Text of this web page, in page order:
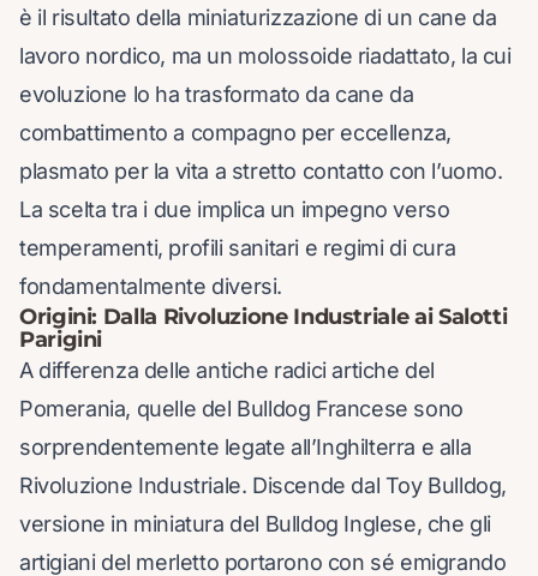
è il risultato della miniaturizzazione di un cane da
lavoro nordico, ma un molossoide riadattato, la cui
evoluzione lo ha trasformato da cane da
combattimento a compagno per eccellenza,
plasmato per la vita a stretto contatto con l’uomo.
La scelta tra i due implica un impegno verso
temperamenti, profili sanitari e regimi di cura
fondamentalmente diversi.
Origini: Dalla Rivoluzione Industriale ai Salotti
Parigini
A differenza delle antiche radici artiche del
Pomerania, quelle del Bulldog Francese sono
sorprendentemente legate all’Inghilterra e alla
Rivoluzione Industriale. Discende dal Toy Bulldog,
versione in miniatura del Bulldog Inglese, che gli
artigiani del merletto portarono con sé emigrando